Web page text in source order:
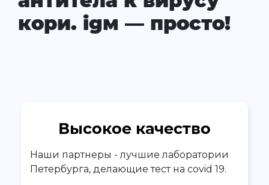
кори. igм — просто!
Высокое качество
Наши партнеры - лучшие лаборатории
Петербурга, делающие тест на covid 19.